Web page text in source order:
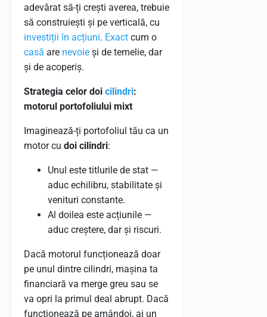
adevărat să-ți crești averea, trebuie
să construiești și pe verticală, cu
investiții în acțiuni. Exact cum o
casă are nevoie și de temelie, dar
și de acoperiș.
Strategia celor doi cilindri:
motorul portofoliului mixt
Imaginează-ți portofoliul tău ca un
motor cu doi cilindri:
Unul este titlurile de stat —
aduc echilibru, stabilitate și
venituri constante.
Al doilea este acțiunile —
aduc creștere, dar și riscuri.
Dacă motorul funcționează doar
pe unul dintre cilindri, mașina ta
financiară va merge greu sau se
va opri la primul deal abrupt. Dacă
funcționează pe amândoi, ai un